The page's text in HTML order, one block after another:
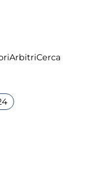
ArbitriCerca